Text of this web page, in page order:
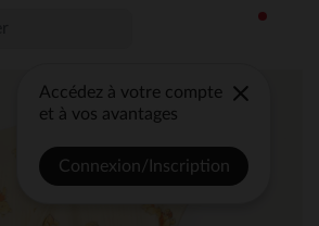
Accédez à votre compte
et à vos avantages
Connexion/Inscription